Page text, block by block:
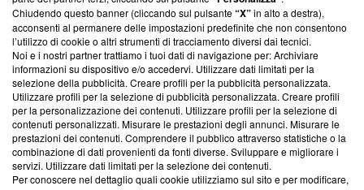
Team editoriale
Corporate
Redazione
Informativa Privacy
Cookie Policy
Blasting SA, IDI CHE-247.845.224, Via Carlo Frasca, 3 - 6900
Chiudendo questo banner (cliccando sul pulsante“X”in alto a destra),
acconsenti al permanere delle impostazioni predefinite che non consentono
l’utilizzo di cookie o altri strumenti di tracciamento diversi dai tecnici.
Noi e i nostri partner trattiamo i tuoi dati di navigazione per: Archiviare
informazioni su dispositivo e/o accedervi. Utilizzare dati limitati per la
selezione della pubblicità. Creare profili per la pubblicità personalizzata.
Utilizzare profili per la selezione di pubblicità personalizzata. Creare profili
per la personalizzazione dei contenuti. Utilizzare profili per la selezione di
contenuti personalizzati. Misurare le prestazioni degli annunci. Misurare le
prestazioni dei contenuti. Comprendere il pubblico attraverso statistiche o la
combinazione di dati provenienti da fonti diverse. Sviluppare e migliorare i
servizi. Utilizzare dati limitati per la selezione dei contenuti.
Per conoscere nel dettaglio quali cookie utilizziamo sul sito e per modificare,